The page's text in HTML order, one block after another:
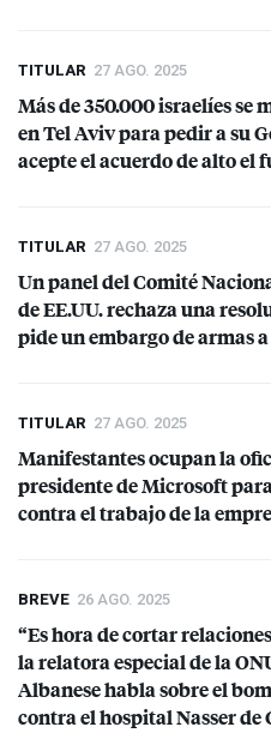
TITULAR 27 AGO. 2025
Más de 350.000 israelíes se
en Tel Aviv para pedir a su
acepte el acuerdo de alto el
TITULAR 27 AGO. 2025
Un panel del Comité
de EE.UU. rechaza una
pide un embargo de armas
TITULAR 27 AGO. 2025
Manifestantes ocupan la
presidente de Microsoft
contra el trabajo de la
BREVE 26 AGO. 2025
“Es hora de cortar
la relatora especial de la
Albanese habla sobre el
contra el hospital Nasser de